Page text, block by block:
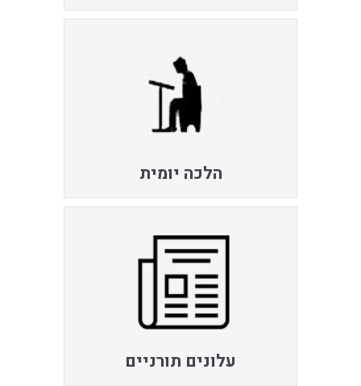
הלכה יומית
עלונים תורניים